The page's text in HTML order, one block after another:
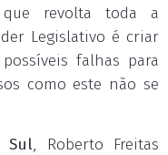
revolta toda a
Legislativo é criar
falhas para
como este não se
Sul, Roberto Freitas